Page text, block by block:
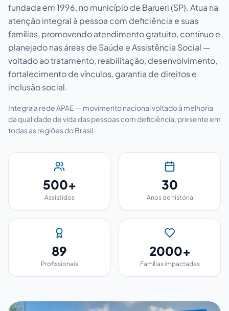
fundada em 1996, no município de Barueri (SP). Atua na
atenção integral à pessoa com deficiência e suas
famílias, promovendo atendimento gratuito, contínuo e
planejado nas áreas de Saúde e Assistência Social —
voltado ao tratamento, reabilitação, desenvolvimento,
fortalecimento de vínculos, garantia de direitos e
inclusão social.
Integra a rede APAE — movimento nacional voltado à melhoria
da qualidade de vida das pessoas com deficiência, presente em
todas as regiões do Brasil.
500+
Assistidos
30
Anos de história
89
Profissionais
2000+
Famílias impactadas